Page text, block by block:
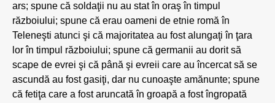
ars; spune că soldaţii nu au stat în oraş în timpul
războiului; spune că erau oameni de etnie romă în
Teleneşti atunci şi că majoritatea au fost alungaţi în ţara
lor în timpul războiului; spune că germanii au dorit să
scape de evrei şi că până şi evreii care au încercat să se
ascundă au fost gasiţi, dar nu cunoaşte amănunte; spune
că fetiţa care a fost aruncată în groapă a fost îngropată